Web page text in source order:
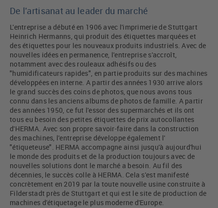
De l'artisanat au leader du marché
L'entreprise a débuté en 1906 avec l'imprimerie de Stuttgart
Heinrich Hermanns, qui produit des étiquettes marquées et
des étiquettes pour les nouveaux produits industriels. Avec de
nouvelles idées en permanence, l'entreprise s'accroît,
notamment avec des rouleaux adhésifs ou des
"humidificateurs rapides", en partie produits sur des machines
développées en interne. A partir des années 1930 arrive alors
le grand succès des coins de photos, que nous avons tous
connu dans les anciens albums de photos de famille. A partir
des années 1950, ce fut l'essor des supermarchés et ils ont
tous eu besoin des petites étiquettes de prix autocollantes
d'HERMA. Avec son propre savoir-faire dans la construction
des machines, l'entreprise développe également l'
"étiqueteuse". HERMA accompagne ainsi jusqu'à aujourd'hui
le monde des produits et de la production toujours avec de
nouvelles solutions dont le marché a besoin. Au fil des
décennies, le succès colle à HERMA. Cela s'est manifesté
concrètement en 2019 par la toute nouvelle usine construite à
Filderstadt près de Stuttgart et qui est le site de production de
machines d'étiquetage le plus moderne d'Europe.